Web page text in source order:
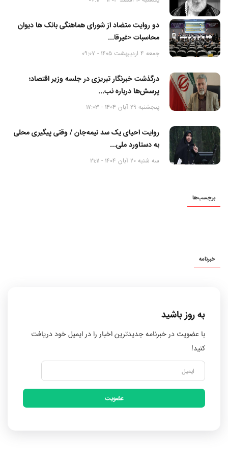
دو روایت متضاد از شورای هماهنگی بانک ها دیوان
محاسبات «غیرقا...
جمعه 4 اردیبهشت 1405 - 09:07
درگذشت خبرنگار تبریزی در جلسه وزیر اقتصاد؛
پرسش‌ها درباره نب...
پنجشنبه 29 آبان 1404 - 17:03
روایت احیای یک سد نیمه‌جان / وقتی پیگیری محلی
به دستاورد ملی...
سه شنبه 20 آبان 1404 - 21:11
برچسب‌ها
خبرنامه
به روز باشید
با عضویت در خبرنامه جدیدترین اخبار را در ایمیل خود دریافت
کنید!
عضویت